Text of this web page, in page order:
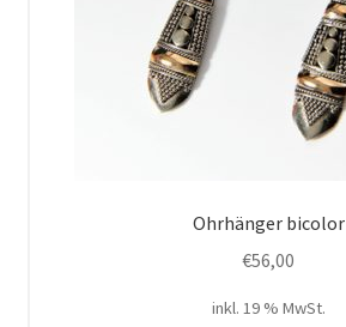
Ohrhänger bicolor
€56,00
inkl. 19 % MwSt.